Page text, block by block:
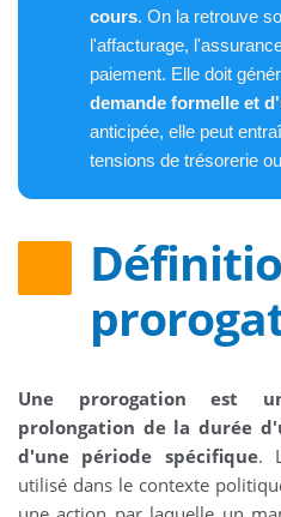
cours. On la retrouve
l'affacturage,
paiement. Elle doit
demande formelle et
anticipée, elle peut
tensions de trésorerie
Une prorogation est
prolongation de la durée
d'une période spécifique.
utilisé dans le contexte